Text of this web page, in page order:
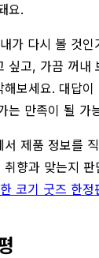
요.
가 다시 볼 것인
싶고, 가끔 꺼내
보세요. 대답
는 만족이 될 가
제품 정보를
향과 맞는지
코기 굿즈 한정